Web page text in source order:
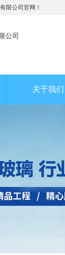
限公司官网！
关于我们